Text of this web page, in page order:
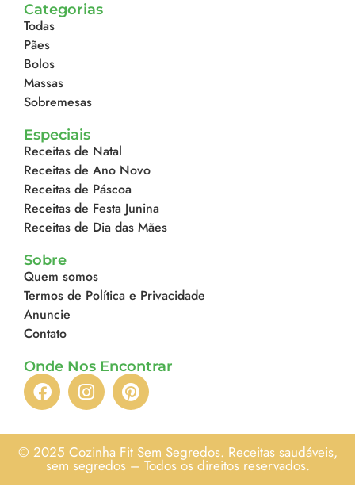
Categorias
Todas
Pães
Bolos
Massas
Sobremesas
Especiais
Receitas de Natal
Receitas de Ano Novo
Receitas de Páscoa
Receitas de Festa Junina
Receitas de Dia das Mães
Sobre
Quem somos
Termos de Política e Privacidade
Anuncie
Contato
Onde Nos Encontrar
© 2025 Cozinha Fit Sem Segredos. Receitas saudáveis,
sem segredos – Todos os direitos reservados.